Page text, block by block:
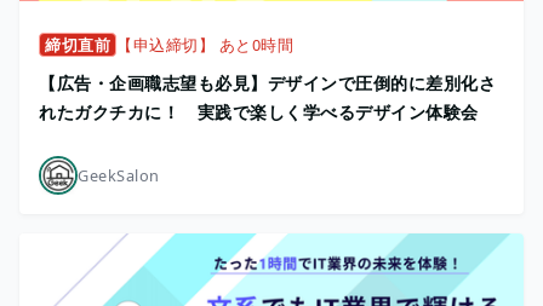
締切直前 【申込締切】 あと0時間
【広告・企画職志望も必見】デザインで圧倒的に差別化さ
れたガクチカに！ 実践で楽しく学べるデザイン体験会
GeekSalon